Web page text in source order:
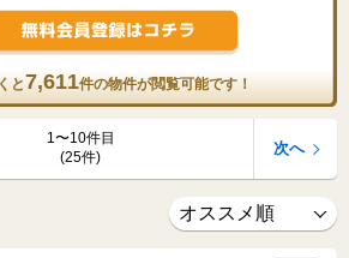
と7,611件の物件が閲覧可能です！
1〜10件目
(25件)
次へ